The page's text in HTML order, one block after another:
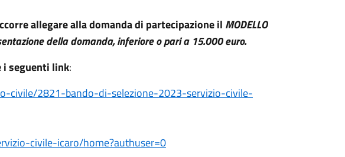
allegare alla domanda di partecipazione il MODELLO
della domanda, inferiore o pari a 15.000 euro.
i seguenti link:
civile/2821-bando-di-selezione-2023-servizio-civile-
civile-icaro/home?authuser=0